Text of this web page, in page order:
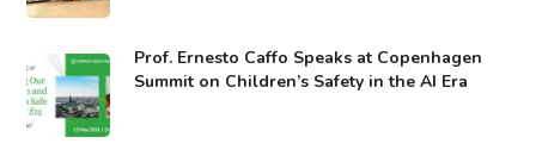
Prof. Ernesto Caffo Speaks at Copenhagen
Summit on Children’s Safety in the AI Era